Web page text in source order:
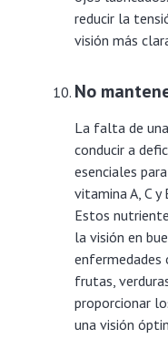
reducir la
visión más
No
La falta de
conducir a
esenciales
vitamina A, C y
Estos
la visión en
enfermedades
frutas,
proporcionar
una visión